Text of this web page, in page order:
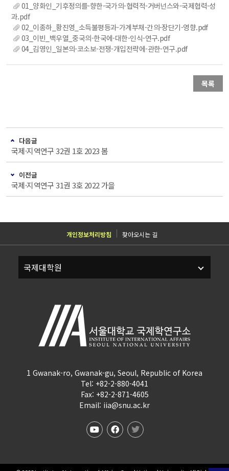
01_양화인_기후정의를-향한-국가의-협력적-거버넌스와-국제협력-성
과.pdf
02_이종하_황진영_소득불평등과-가계부채-간의-장단기-영향.pdf
03_이빈_백우열_중국의-한국에-대한-인식-연구.pdf
04_김영인_일본의-코소보-전쟁-개입전략에-관한-연구.pdf
목록
다음글
국제·지역연구 32권 1호 2023 봄
이전글
국제·지역연구 31권 3호 2022 가을
개인정보처리방침 찾아오시는 길
1 Gwanak-ro, Gwanak-gu, Seoul, Republic of Korea
Tel: +82-2-880-4041
Fax: +82-2-871-4605
Email: iia@snu.ac.kr